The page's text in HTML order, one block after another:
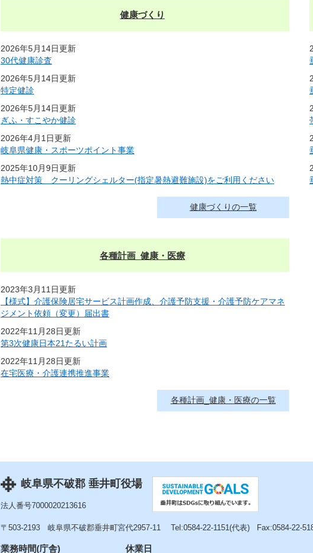
健康づくり
2026年5月14日更新
30代健康診査
2026年5月14日更新
特定健診
2026年5月14日更新
ぎふ・すこやか健診
2026年4月1日更新
岐阜県健康・スポーツポイント事業
2025年10月9日更新
熱中症対策 クーリングシェルター(指定暑熱避難施設)をご利用ください
健康づくりの一覧
各種計画_健康・医療
2023年3月11日更新
【様式】介護保険居宅サービス計画作成、介護予防支援・介護予防ケアマネ
ジメント依頼（変更）届出書
2022年11月28日更新
第3次健康日本21たるい計画
2022年11月28日更新
在宅医療・介護連携推進事業
各種計画_健康・医療の一覧
岐阜県不破郡 垂井町役場
法人番号7000020213616
〒503-2193 岐阜県不破郡垂井町宮代2957-11 Tel:0584-22-1151(代表) Fax:0584-22-
業務時間(庁舎) 休業日